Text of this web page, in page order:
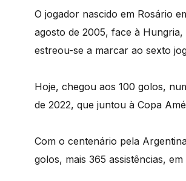
O jogador nascido em Rosário
agosto de 2005, face à
estreou-se a marcar ao sexto
Hoje, chegou aos 100 golos,
de 2022, que juntou à Copa
Com o centenário pela
golos, mais 365 assistências,